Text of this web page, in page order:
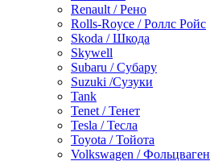
Renault / Рено
Rolls-Royce / Роллс Ройс
Skoda / Шкода
Skywell
Subaru / Субару
Suzuki /Сузуки
Tank
Tenet / Тенет
Tesla / Тесла
Toyota / Тойота
Volkswagen / Фольцваген